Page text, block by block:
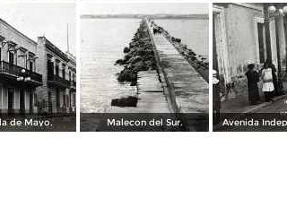
de Mayo. Malecon del Sur. Avenida